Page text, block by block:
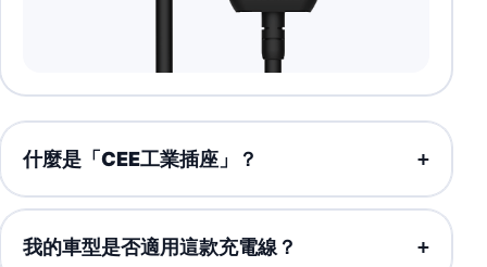
什麼是「CEE工業插座」？
我的車型是否適用這款充電線？